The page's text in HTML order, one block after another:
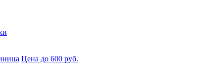
Цена до 600 руб.